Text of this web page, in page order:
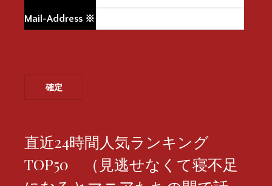
Mail-Address ※
直近24時間人気ランキング
TOP50 （見逃せなくて寝不足